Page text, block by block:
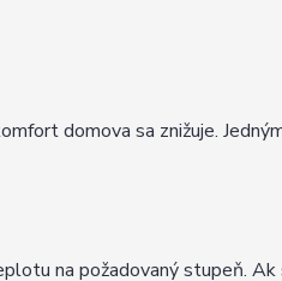
domova sa znižuje.
na požadovaný stupeň.